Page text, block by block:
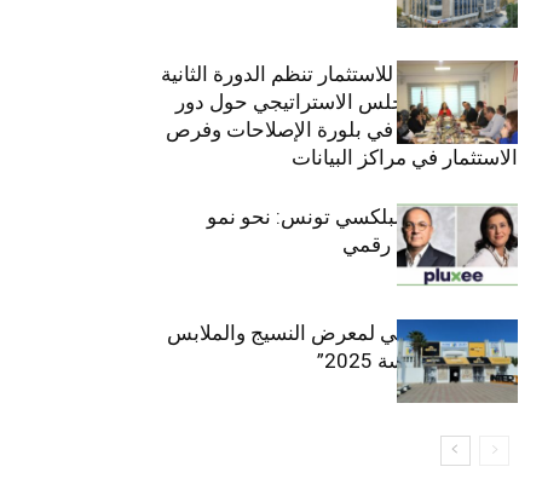
(+34.8%)
الهيئة التونسية للاستثمار تنظم الدورة الثانية
والعشرين للمجلس الاستراتيجي حول دور
القطاع الخاص في بلورة الإصلاحات وفرص
الاستثمار في مراكز البيانات
قيادة مزدوجة لبلكسي تونس: نحو نمو
متسارع وتحول رقمي
الافتتاح الرسمي لمعرض النسيج والملابس
“إنترتكس سوسة 2025”